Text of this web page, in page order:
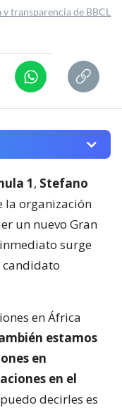
y transparencia de BBCL
1, Stefano
la organización
un nuevo Gran
surge
candidato
en África
estamos
en
en el
decirles es